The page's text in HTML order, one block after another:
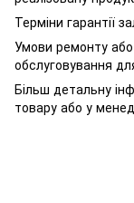
Терміни гарантії
Умови ремонту або
обслуговування
Більш детальну
товару або у